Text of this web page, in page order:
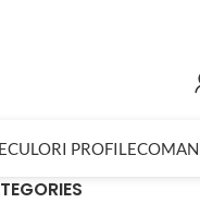
CULORI PROFILE